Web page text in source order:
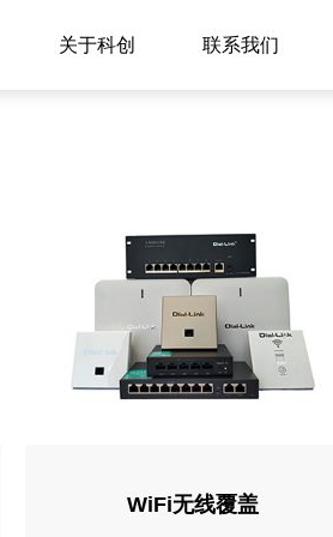
关于科创 联系我们
WiFi无线覆盖